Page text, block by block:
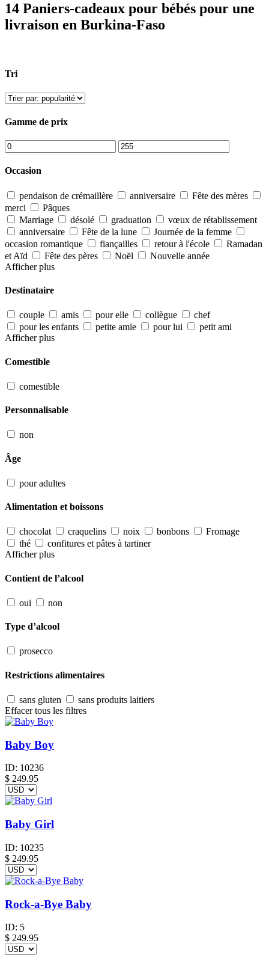
14 Paniers-cadeaux pour bébés pour une
livraison en Burkina-Faso
Tri
Gamme de prix
Occasion
pendaison de crémaillère anniversaire
Fête des mères
merci
Pâques
Marriage
désolé graduation
vœux de rétablissement
anniversaire
Fête de la lune
Journée de la femme
occasion romantique
fiançailles retour à l'école
Ramadan
et Aïd
Fête des pères Noël
Nouvelle année
Afficher plus
Destinataire
couple amis pour elle collègue
chef
pour les enfants
petite amie pour lui
petit ami
Afficher plus
Comestible
comestible
Personnalisable
non
Âge
pour adultes
Alimentation et boissons
chocolat craquelins noix bonbons
Fromage
thé
confitures et pâtes à tartiner
Afficher plus
Contient de l’alcool
oui non
Type d’alcool
prosecco
Restrictions alimentaires
sans gluten
sans produits laitiers
Effacer tous les filtres
Baby Boy
ID: 10236
$ 249.95
Baby Girl
ID: 10235
$ 249.95
Rock-a-Bye Baby
ID: 5
$ 249.95